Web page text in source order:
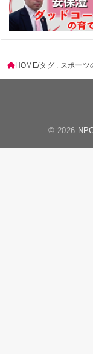
HOME タグ : スポーツ
© 2026